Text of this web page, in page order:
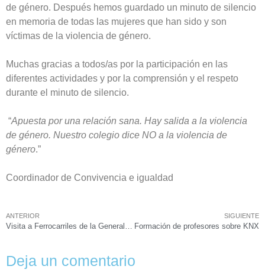
de género. Después hemos guardado un minuto de silencio
en memoria de todas las mujeres que han sido y son
víctimas de la violencia de género.
Muchas gracias a todos/as por la participación en las
diferentes actividades y por la comprensión y el respeto
durante el minuto de silencio.
“Apuesta por una relación sana. Hay salida a la violencia
de género. Nuestro colegio dice NO a la violencia de
género.”
Coordinador de Convivencia e igualdad
ANTERIOR SIGUIENTE
Formación de profesores sobre KNX
Deja un comentario